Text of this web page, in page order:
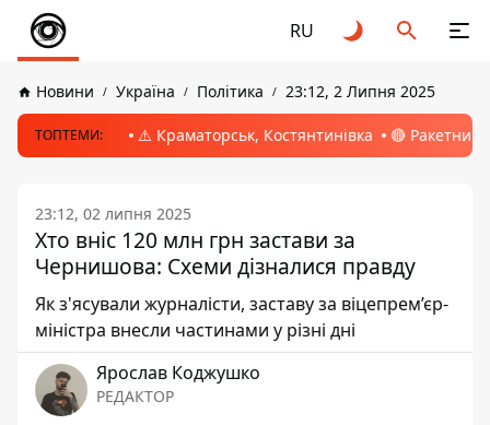
RU
Новини Україна Політика 23:12, 2 Липня 2025
ТОПТЕМИ: ⚠️ Краматорськ, Костянтинівка 🔴 Ракетний
23:12, 02 липня 2025
Хто вніс 120 млн грн застави за
Чернишова: Схеми дізналися правду
Як з'ясували журналісти, заставу за віцепрем’єр-
міністра внесли частинами у різні дні
Ярослав Коджушко
РЕДАКТОР